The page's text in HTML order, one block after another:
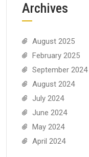
Archives
August 2025
February 2025
September 2024
August 2024
July 2024
June 2024
May 2024
April 2024